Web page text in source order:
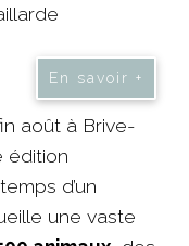
En savoir +
août à Brive-
édition
d’un
une vaste